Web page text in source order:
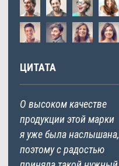
ЦИТАТА
О высоком качестве
продукции этой марки
я уже была наслышана,
поэтому с радостью